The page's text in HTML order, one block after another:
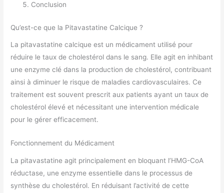
Conclusion
Qu’est-ce que la Pitavastatine Calcique ?
La pitavastatine calcique est un médicament utilisé pour
réduire le taux de cholestérol dans le sang. Elle agit en inhibant
une enzyme clé dans la production de cholestérol, contribuant
ainsi à diminuer le risque de maladies cardiovasculaires. Ce
traitement est souvent prescrit aux patients ayant un taux de
cholestérol élevé et nécessitant une intervention médicale
pour le gérer efficacement.
Fonctionnement du Médicament
La pitavastatine agit principalement en bloquant l’HMG-CoA
réductase, une enzyme essentielle dans le processus de
synthèse du cholestérol. En réduisant l’activité de cette